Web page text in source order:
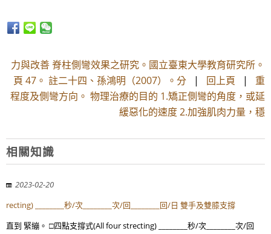
力與改善 脊柱側彎效果之研究。國立臺東大學教育研究所。
頁 47。 註二十四、孫鴻明（2007）。分 | 回上頁 | 重
程度及側彎方向。 物理治療的目的 1.矯正側彎的角度，或延
緩惡化的速度 2.加強肌肉力量，穩
相關知識
2023-02-20
recting) ________秒/次________次/回________回/日 雙手及雙膝支撐
直到 緊繃。 □四點支撐式(All four strecting) ________秒/次________次/回